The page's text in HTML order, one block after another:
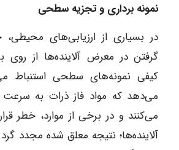
نمونه ‌برداری و تجزیه سطحی
در بسیاری از ارزیابی‌های محیطی،
گرفتن در معرض آلاینده‌ها از
کیفی نمونه‌های سطحی استنباط
می‌دهد که مواد فاز ذرات به
می‌کنند و در برخی از موارد، خطر
آلاینده‌ها؛ نتیجه معلق شده مجدد